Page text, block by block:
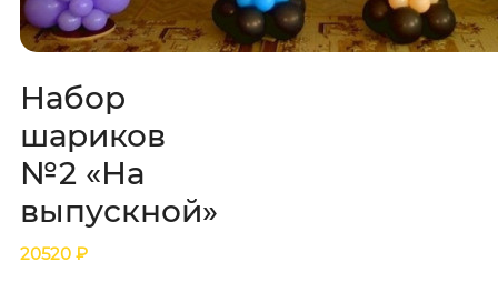
Набор
шариков
№2 «На
выпускной»
20520 ₽